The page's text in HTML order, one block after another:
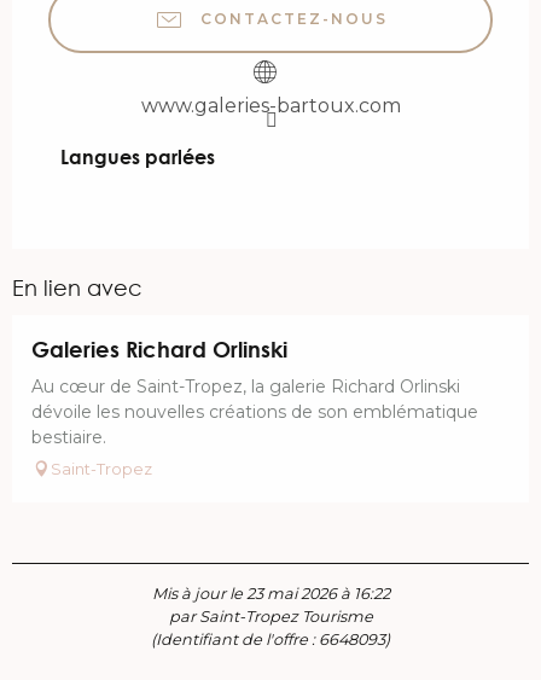
CONTACTEZ-NOUS
www.galeries-bartoux.com
Langues parlées
Langues parlées
En lien avec
Galeries Richard Orlinski
Au cœur de Saint-Tropez, la galerie Richard Orlinski
dévoile les nouvelles créations de son emblématique
bestiaire.
Saint-Tropez
Mis à jour le 23 mai 2026 à 16:22
par Saint-Tropez Tourisme
(Identifiant de l'offre : 6648093)